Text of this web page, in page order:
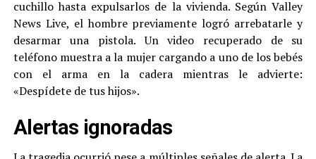
cuchillo hasta expulsarlos de la vivienda. Según Valley
News Live, el hombre previamente logró arrebatarle y
desarmar una pistola. Un video recuperado de su
teléfono muestra a la mujer cargando a uno de los bebés
con el arma en la cadera mientras le advierte:
«Despídete de tus hijos».
Alertas ignoradas